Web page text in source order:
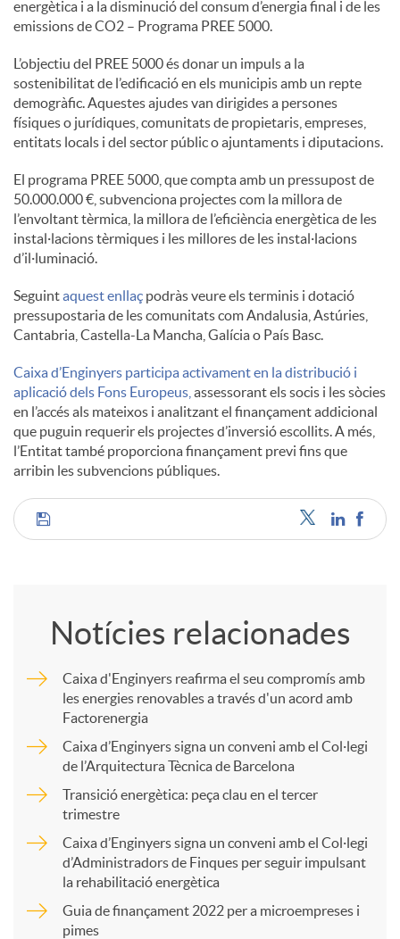
S
o
c
i
a
l
s
energètica i a la disminució del consum d’energia final i de les
emissions de CO2 – Programa PREE 5000.
L’objectiu del PREE 5000 és donar un impuls a la
sostenibilitat de l’edificació en els municipis amb un repte
demogràfic. Aquestes ajudes van dirigides a persones
físiques o jurídiques, comunitats de propietaris, empreses,
entitats locals i del sector públic o ajuntaments i diputacions.
El programa PREE 5000, que compta amb un pressupost de
50.000.000 €, subvenciona projectes com la millora de
l’envoltant tèrmica, la millora de l’eficiència energètica de les
instal·lacions tèrmiques i les millores de les instal·lacions
d’il·luminació.
Seguintaquest enllaç podràs veure els terminis i dotació
pressupostaria de les comunitats com Andalusia, Astúries,
Cantabria, Castella-La Mancha, Galícia o País Basc.
Caixa d’Enginyers participa activament en la distribució i
aplicació dels Fons Europeus, assessorant els socis i les sòcies
en l’accés als mateixos i analitzant el finançament addicional
que puguin requerir els projectes d’inversió escollits. A més,
l’Entitat també proporciona finançament previ fins que
arribin les subvencions públiques.
C
r
Notícies relacionades
Caixa d'Enginyers reafirma el seu compromís amb
les energies renovables a través d'un acord amb
Factorenergia
Caixa d’Enginyers signa un conveni amb el Col·legi
de l’Arquitectura Tècnica de Barcelona
Transició energètica: peça clau en el tercer
trimestre
Caixa d’Enginyers signa un conveni amb el Col·legi
d’Administradors de Finques per seguir impulsant
la rehabilitació energètica
Guia de finançament 2022 per a microempreses i
pimes